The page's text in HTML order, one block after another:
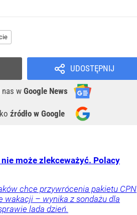
UDOSTĘPNIJ
nas w Google News
źródło w Google
może zlekceważyć. Polacy
chce przywrócenia pakietu CPN
wakacji – wynika z sondażu dla
lada dzień.